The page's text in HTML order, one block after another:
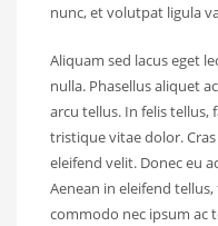
nunc, et volutpat ligula
Aliquam sed lacus eget
nulla. Phasellus aliquet
arcu tellus. In felis tellus,
tristique vitae dolor.
eleifend velit. Donec eu
Aenean in eleifend
commodo nec ipsum ac